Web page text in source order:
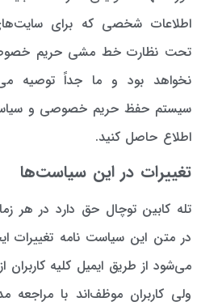
اطلاعات شخصی كه برای
تحت نظارت خط مشی حریم
نخواهد بود و ما جداً توصیه
سیستم حفظ حریم خصوصی و
اطلاع حاصل كنید.
تغییرات در این سیاست‌ها
تله کابین توچال حق دارد در هر
در متن این سیاست نامه تغييرات
می‌شود از طريق ايميل کليه کاربران
ولي کاربران موظف‌اند با مراجعه